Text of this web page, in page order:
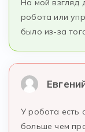
На мой взгляд
робота или
было из-за
У робота есть
больше чем